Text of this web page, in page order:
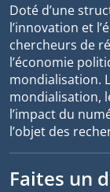
Doté d’une
l’innovation et
chercheurs de
l’économie
mondialisation.
mondialisation,
l’impact du
l’objet des
Faites un